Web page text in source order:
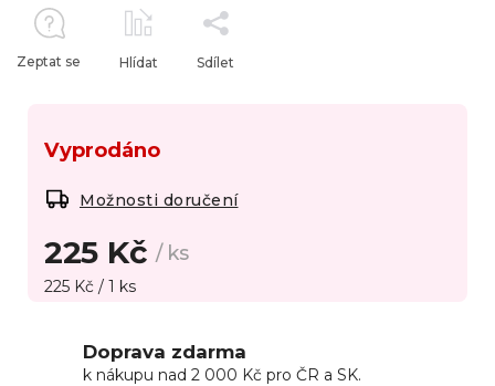
225 Kč/ ks
225 Kč / 1 ks
Vyprodáno
Možnosti doručení
Zeptat se Hlídat Sdílet
Doprava zdarma
k nákupu nad 2 000 Kč pro ČR a SK.